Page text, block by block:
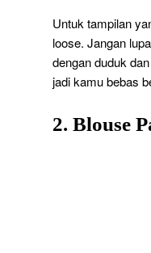
Untuk tampilan
loose. Jangan
dengan duduk
jadi kamu bebas
2. Blouse